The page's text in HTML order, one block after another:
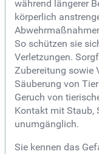
während längerer
körperlich
So schützen sie
Verletzungen.
Zubereitung sowie
Säuberung von
Geruch von
Kontakt mit Staub,
unumgänglich.
Sie kennen das